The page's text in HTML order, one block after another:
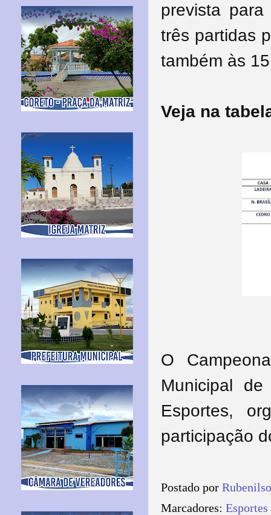
prevista
três partidas
também às
Veja na
O
Municipal
Esportes,
participação
Postado por
Marcadores: Esportes